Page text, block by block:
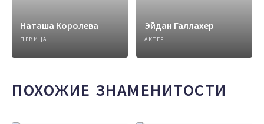
Наташа Королева
ПЕВИЦА
Эйдан Галлахер
АКТЕР
ПОХОЖИЕ ЗНАМЕНИТОСТИ